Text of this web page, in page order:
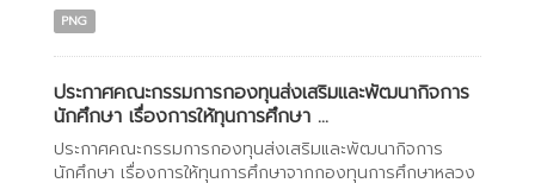
PNG
ประกาศคณะกรรมการกองทุนส่งเสริมและพัฒนากิจการ
นักศึกษา เรื่องการให้ทุนการศึกษา ...
ประกาศคณะกรรมการกองทุนส่งเสริมและพัฒนากิจการ
นักศึกษา เรื่องการให้ทุนการศึกษาจากกองทุนการศึกษาหลวง